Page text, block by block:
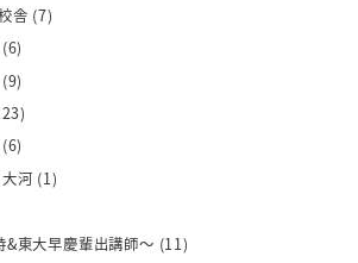
舎 (7)
(6)
(9)
(6)
河 (1)
&東大早慶輩出講師～ (11)